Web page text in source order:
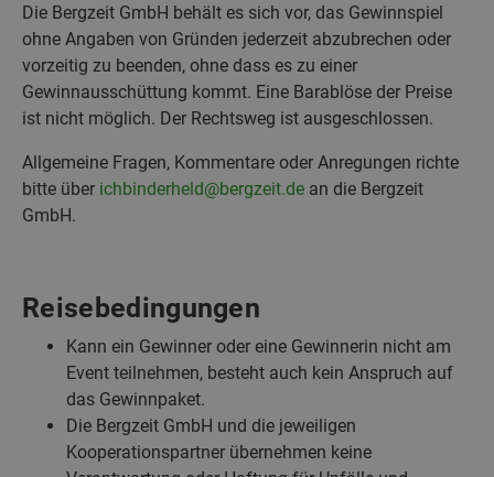
Die Bergzeit GmbH behält es sich vor, das Gewinnspiel
ohne Angaben von Gründen jederzeit abzubrechen oder
vorzeitig zu beenden, ohne dass es zu einer
Gewinnausschüttung kommt. Eine Barablöse der Preise
ist nicht möglich. Der Rechtsweg ist ausgeschlossen.
Allgemeine Fragen, Kommentare oder Anregungen richte
bitte über ichbinderheld@bergzeit.de an die Bergzeit
GmbH.
Reisebedingungen
Kann ein Gewinner oder eine Gewinnerin nicht am
Event teilnehmen, besteht auch kein Anspruch auf
das Gewinnpaket.
Die Bergzeit GmbH und die jeweiligen
Kooperationspartner übernehmen keine